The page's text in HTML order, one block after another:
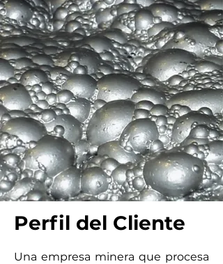
Perfil del Cliente
Una empresa minera que procesa